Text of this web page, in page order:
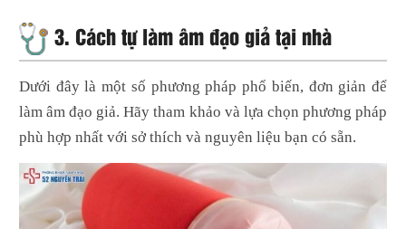
3. Cách tự làm âm đạo giả tại nhà
Dưới đây là một số phương pháp phổ biến, đơn giản để
làm âm đạo giả. Hãy tham khảo và lựa chọn phương pháp
phù hợp nhất với sở thích và nguyên liệu bạn có sẵn.